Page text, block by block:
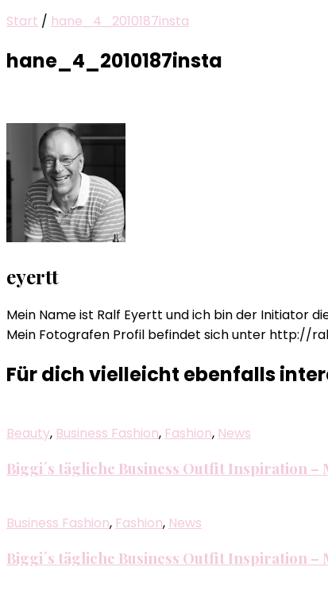
Start / hane_4_2010187insta
hane_4_2010187insta
eyertt
Mein Name ist Ralf Eyertt und ich bin der Initiator
Mein Fotografen Profil befindet sich unter http://
Für dich vielleicht ebenfalls
Beauty, Business Fashion, Fashion, News
Biggi´s tägliche Business Outfit Inspiration –
Business Fashion, Fashion, News
Biggi´s tägliche Business Outfit Inspiration –